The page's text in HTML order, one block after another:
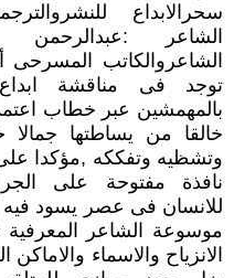
سحرالابداع
الشاعر :عبدالرحمن
الشاعروالكاتب المسرحى
توجد فى مناقشة
بالمهمشين عبر خطاب اعتمد
خالقا من يساطتها جمالا
وتشظيه وتفككه ,مؤكدا
نافذة مفتوحة على
للانسان فى عصر يسود فيه
موسوعة الشاعر
الانزياح والاسماء